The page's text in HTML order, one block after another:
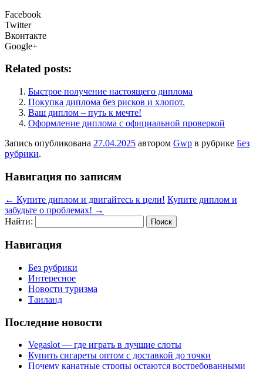
Facebook
Twitter
Вконтакте
Google+
Related posts:
Быстрое получение настоящего диплома
Покупка диплома без рисков и хлопот.
Ваш диплом – путь к мечте!
Оформление диплома с официальной проверкой
Запись опубликована 27.04.2025 автором Gwp в рубрике Без
рубрики.
Навигация по записям
← Купите диплом и двигайтесь к цели! Купите диплом и
забудьте о проблемах! →
Найти:
Навигация
Без рубрики
Интересное
Новости туризма
Таиланд
Последние новости
Vegaslot — где играть в лучшие слоты
Купить сигареты оптом с доставкой до точки
Почему канатные стропы остаются востребованными